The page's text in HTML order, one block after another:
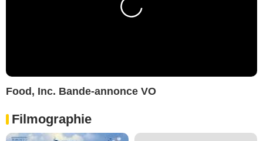
Food, Inc. Bande-annonce VO
Filmographie